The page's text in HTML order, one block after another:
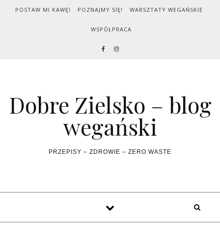
Skip to content
POSTAW MI KAWĘ! POZNAJMY SIĘ! WARSZTATY WEGAŃSKIE
WSPÓŁPRACA
Dobre Zielsko – blog
wegański
PRZEPISY – ZDROWIE – ZERO WASTE